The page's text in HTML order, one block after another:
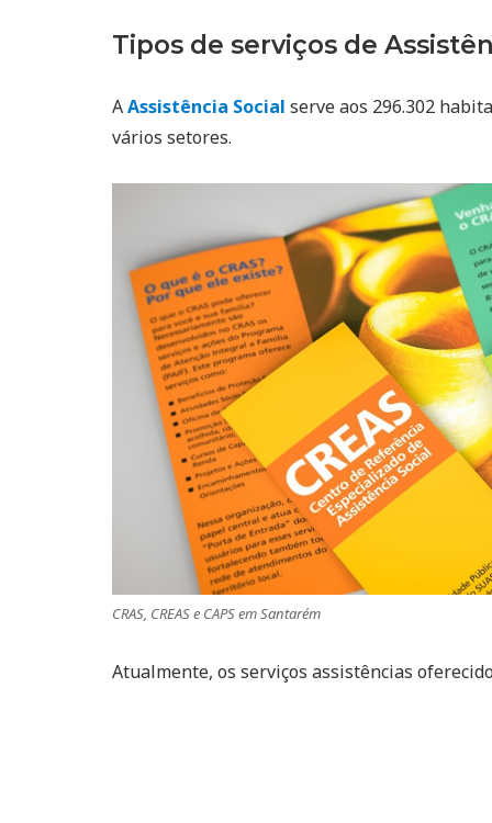
Tipos de serviços de
AAssistência Social serve aos 296.302
vários setores.
CRAS, CREAS e CAPS em Santarém
Atualmente, os serviços assistências